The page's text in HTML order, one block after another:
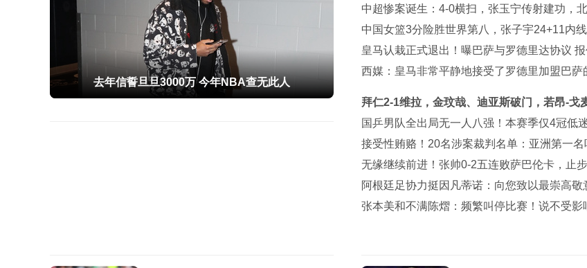
去年信誓旦旦3000万 今年NBA查无此人
中超惨案诞生：4-0横扫，张玉宁传射建功，
第3
中国女篮3分险胜世界第八，张子宇24+11内
予12+6王思雨7+5
皇马认栽正式退出！曝巴萨与罗德里达协议
与曼城谈判
西媒：皇马非常平静地接受了罗德里加盟巴萨
拜仁2-1维拉，金玟哉、迪亚斯破门，若昂-戈
城
国乒男队全出局无一人八强！本赛季仅4冠低
钦仍独扛大旗
接受性贿赂！20名涉案裁判名单：亚洲第一名
裁+香港1人
无缘继续前进！张帅0-2五连败萨巴伦卡，止
3轮
阿根廷足协力挺因凡蒂诺：向您致以最崇高敬
正确道路
张本美和不满陈熠：频繁叫停比赛！说不受影